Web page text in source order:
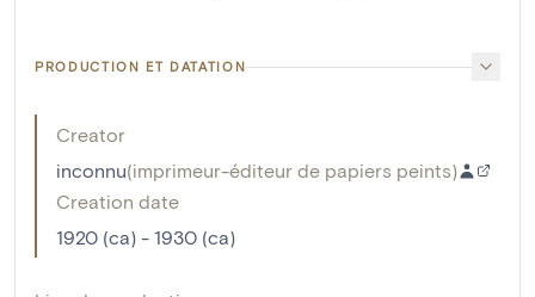
PRODUCTION ET DATATION
Creator
inconnu(imprimeur-éditeur de papiers peints)
Creation date
1920 (ca) - 1930 (ca)